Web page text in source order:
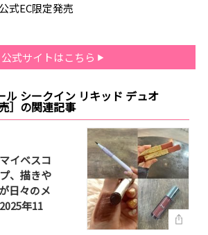
EC限定発売
公式サイトはこちら
ル シークイン リキッド デュオ
］の関連記事
イベスコ
、描きや
日々のメ
年11